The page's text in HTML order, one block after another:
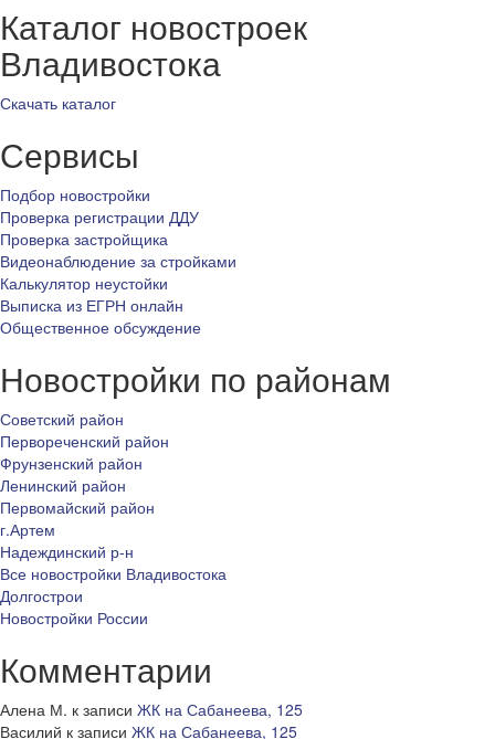
Каталог новостроек
Владивостока
Скачать каталог
Сервисы
Подбор новостройки
Проверка регистрации ДДУ
Проверка застройщика
Видеонаблюдение за стройками
Калькулятор неустойки
Выписка из ЕГРН онлайн
Общественное обсуждение
Новостройки по районам
Советский район
Первореченский район
Фрунзенский район
Ленинский район
Первомайский район
г.Артем
Надеждинский р-н
Все новостройки Владивостока
Долгострои
Новостройки России
Комментарии
Алена М. к записи ЖК на Сабанеева, 125
Василий к записи ЖК на Сабанеева, 125